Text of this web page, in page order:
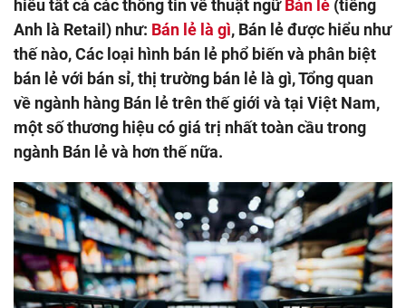
hiểu tất cả các thông tin về thuật ngữBán lẻ (tiếng
Anh là Retail) như: Bán lẻ là gì, Bán lẻ được hiểu như
thế nào, Các loại hình bán lẻ phổ biến và phân biệt
bán lẻ với bán sỉ, thị trường bán lẻ là gì, Tổng quan
về ngành hàng Bán lẻ trên thế giới và tại Việt Nam,
một số thương hiệu có giá trị nhất toàn cầu trong
ngành Bán lẻ và hơn thế nữa.